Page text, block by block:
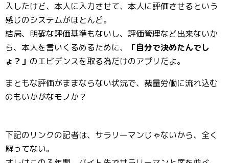
入したけど、本人に入力させて、本人に評価させるという
感じのシステムがほとんど。
結局、明確な評価基準もないし、評価管理など出来ないか
ら、本人を言いくるめるために、
「自分で決めたんでし
ょ？」 のエビデンスを取る為だけのアプリだよ。
まともな評価がままならない状況で、裁量労働に流れ込む
のもいかがなモノか？
下記のリンクの記者は、サラリーマンじゃないから、全く
解ってない。